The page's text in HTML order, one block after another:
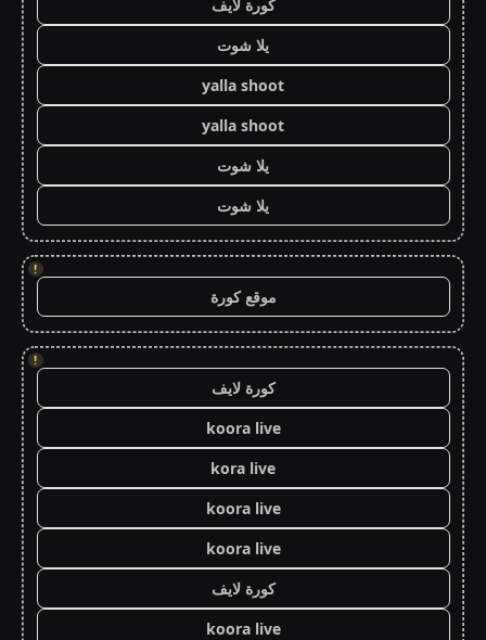
كورة لايف
يلا شوت
yalla shoot
yalla shoot
يلا شوت
يلا شوت
!
موقع كورة
!
كورة لايف
koora live
kora live
koora live
koora live
كورة لايف
koora live